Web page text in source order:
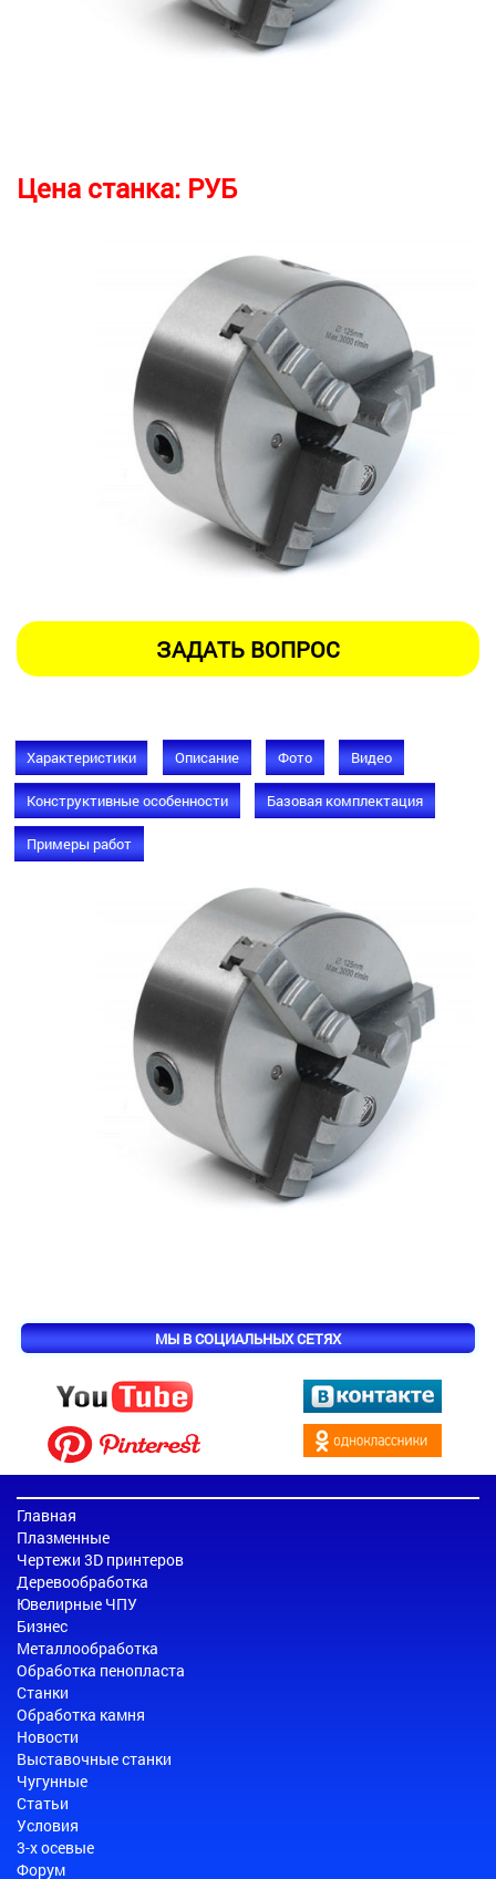
Цена станка: РУБ
Характеристики Описание Фото Видео
Конструктивные особенности Базовая комплектация
Примеры работ
МЫ В СОЦИАЛЬНЫХ СЕТЯХ
Главная
Плазменные
Чертежи 3D принтеров
Деревообработка
Ювелирные ЧПУ
Бизнес
Металлообработка
Обработка пенопласта
Станки
Обработка камня
Новости
Выставочные станки
Чугунные
Статьи
Условия
3-х осевые
Форум